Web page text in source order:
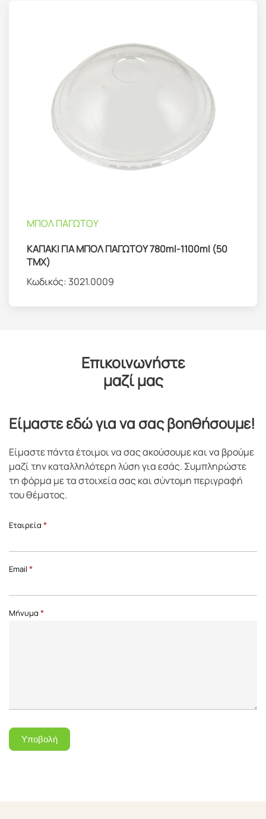
ΜΠΟΛ ΠΑΓΩΤΟΥ
ΚΑΠΑΚΙ ΓΙΑ ΜΠΟΛ ΠΑΓΩΤΟΥ 780ml-1100ml (50
ΤΜΧ)
Κωδικός: 3021.0009
Επικοινωνήστε
μαζί μας
Είμαστε εδώ για να σας βοηθήσουμε!
Είμαστε πάντα έτοιμοι να σας ακούσουμε και να βρούμε
μαζί την καταλληλότερη λύση για εσάς. Συμπληρώστε
τη φόρμα με τα στοιχεία σας και σύντομη περιγραφή
του θέματος.
Επικοινωνία
Page
Εταιρεία *
Email *
Μήνυμα *
Υποβολή